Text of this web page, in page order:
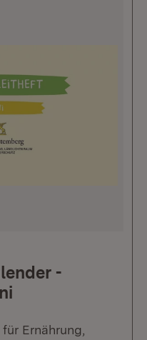
-
Ernährung,